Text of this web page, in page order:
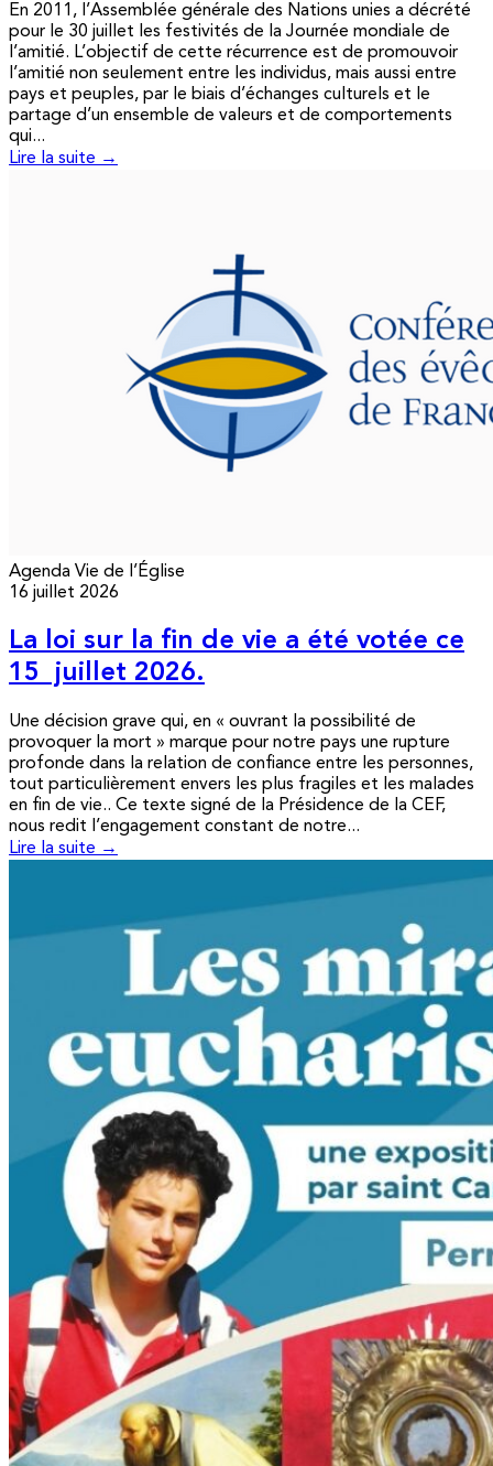
En 2011, l’Assemblée générale des Nations unies a décrété
pour le 30 juillet les festivités de la Journée mondiale de
l’amitié. L’objectif de cette récurrence est de promouvoir
l’amitié non seulement entre les individus, mais aussi entre
pays et peuples, par le biais d’échanges culturels et le
partage d’un ensemble de valeurs et de comportements
qui...
Lire la suite →
Agenda Vie de l’Église
16 juillet 2026
La loi sur la fin de vie a été votée ce
15 juillet 2026.
Une décision grave qui, en « ouvrant la possibilité de
provoquer la mort » marque pour notre pays une rupture
profonde dans la relation de confiance entre les personnes,
tout particulièrement envers les plus fragiles et les malades
en fin de vie.. Ce texte signé de la Présidence de la CEF,
nous redit l’engagement constant de notre...
Lire la suite →